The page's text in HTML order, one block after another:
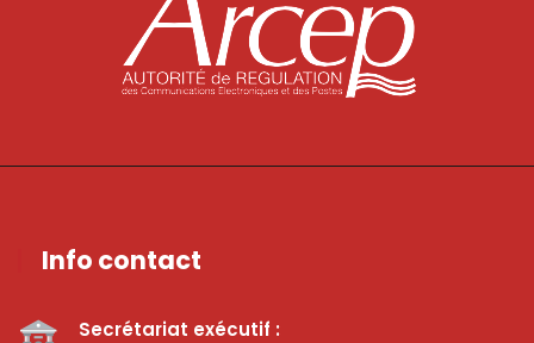
Info contact
Secrétariat exécutif :